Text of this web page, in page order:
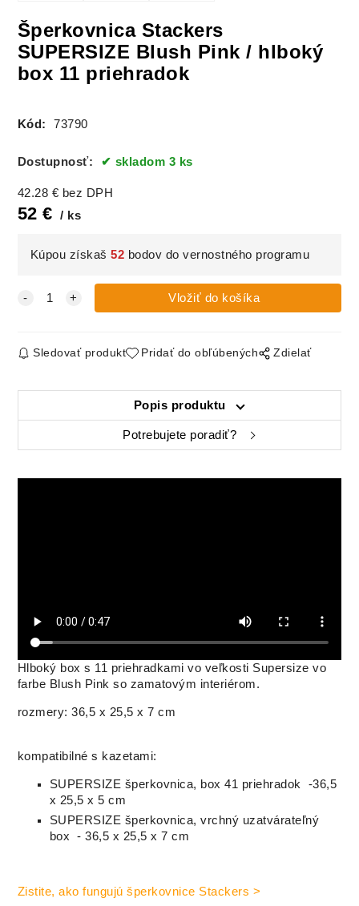
Šperkovnica Stackers
SUPERSIZE Blush Pink / hlboký
box 11 priehradok
Kód: 73790
Dostupnosť: skladom 3 ks
42.28 € bez DPH
52 € ks
Kúpou získaš52 bodov do vernostného programu
Sledovať produkt Pridať do obľúbených Zdielať
Popis produktu
Potrebujete poradiť?
Hlboký box s 11 priehradkami vo veľkosti Supersize vo
farbe Blush Pink so zamatovým interiérom.
rozmery: 36,5 x 25,5 x 7 cm
kompatibilné s kazetami:
SUPERSIZE šperkovnica, box 41 priehradok -36,5
x 25,5 x 5 cm
SUPERSIZE šperkovnica, vrchný uzatvárateľný
box - 36,5 x 25,5 x 7 cm
Zistite, ako fungujú šperkovnice Stackers >